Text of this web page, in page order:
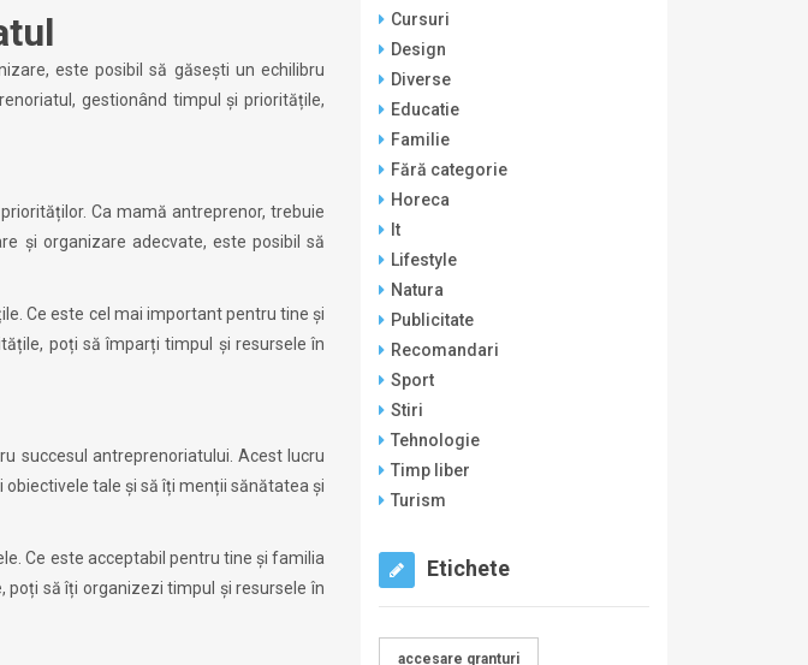
este posibil să găsești un echilibru
gestionând timpul și prioritățile,
Ca mamă antreprenor, trebuie
și organizare adecvate, este posibil să
Ce este cel mai important pentru tine și
poți să împarți timpul și resursele în
succesul antreprenoriatului. Acest lucru
tale și să îți menții sănătatea și
Ce este acceptabil pentru tine și familia
poți să îți organizezi timpul și resursele în
Cursuri
Design
Diverse
Educatie
Familie
Fără categorie
Horeca
It
Lifestyle
Natura
Publicitate
Recomandari
Sport
Stiri
Tehnologie
Timp liber
Turism
Etichete
accesare granturi